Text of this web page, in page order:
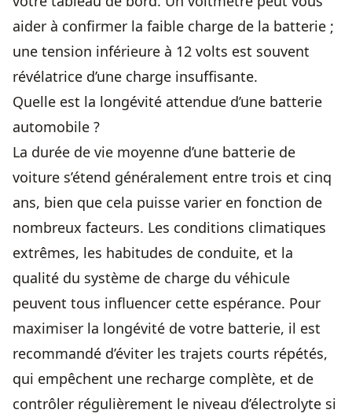
aider à confirmer la faible charge de la batterie ;
une tension inférieure à 12 volts est souvent
révélatrice d’une charge insuffisante.
Quelle est la longévité attendue d’une batterie
automobile ?
La durée de vie moyenne d’une batterie de
voiture s’étend généralement entre trois et cinq
ans, bien que cela puisse varier en fonction de
nombreux facteurs. Les conditions climatiques
extrêmes, les habitudes de conduite, et la
qualité du système de charge du véhicule
peuvent tous influencer cette espérance. Pour
maximiser la longévité de votre batterie, il est
recommandé d’éviter les trajets courts répétés,
qui empêchent une recharge complète, et de
contrôler régulièrement le niveau d’électrolyte si